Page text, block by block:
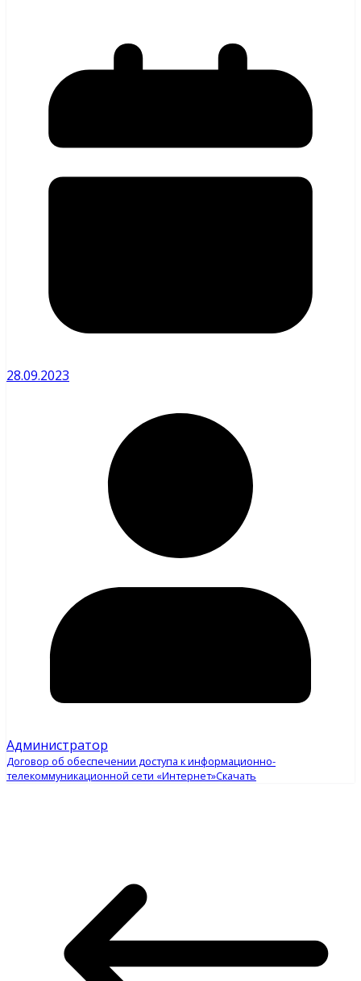
28.09.2023
Администратор
Договор об обеспечении доступа к информационно-
телекоммуникационной сети «Интернет»Скачать